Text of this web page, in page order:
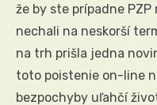
že by ste prípadne
nechali na neskorší
na trh prišla jedna
toto poistenie on-line
bezpochyby uľahčí